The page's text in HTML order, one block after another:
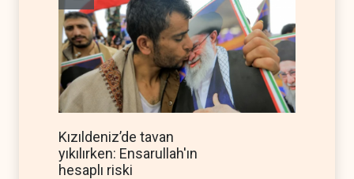
Kızıldeniz’de tavan
yıkılırken: Ensarullah'ın
hesaplı riski